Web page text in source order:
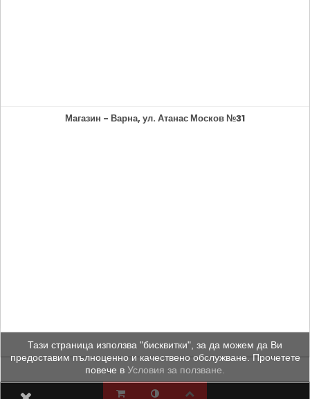
Тази страница използва "бисквитки", за да можем да Ви
предоставим пълноценно и качествено обслужване. Прочетете
повече в Условия за ползване.
Магазин - Варна, ул. Атанас Москов №31